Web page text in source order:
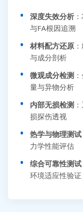
深度失效分析
与FA根因追溯
材料配方还原
与成分剖析
微观成分检测
量与异物分析
内部无损检测
损探伤透视
热学与物理测试
力学性能评估
综合可靠性测试
环境适应性验证